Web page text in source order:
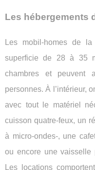
Les hébergements
Les mobil-homes de
superficie de 28 à 35
chambres et peuvent
personnes. À l’intérieur,
avec tout le matériel
cuisson quatre-feux, un
à micro-ondes-, une
ou encore une vaisselle
Les locations